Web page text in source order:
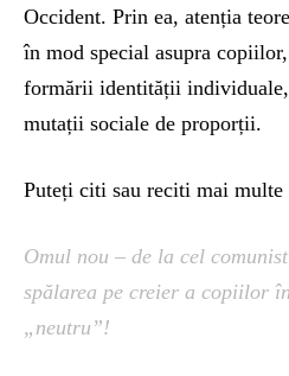
Occident. Prin ea, atenția
în mod special asupra
formării identității
mutații sociale de proporții.
Puteți citi sau reciti mai multe
Omul nou – de la cel
spălarea pe creier a copiilor
„neutru”!